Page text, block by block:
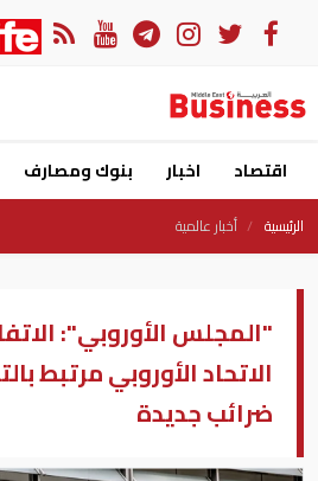
اقتصاد اخبار بنوك ومصارف
الرئيسية أخبار عالمية
"المجلس الأوروبي":
الاتحاد الأوروبي مرتبط
ضرائب جديدة